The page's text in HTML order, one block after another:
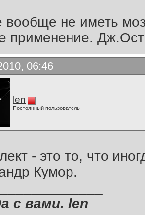
не иметь
применение.
06:46
len
Постоянный пользователь
- это то, что
Кумор.
с вами. len